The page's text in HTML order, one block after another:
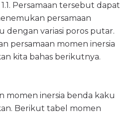
Persamaan tersebut dapat
persamaan
dengan variasi poros putar.
persamaan momen inersia
kita bahas berikutnya.
momen inersia benda kaku
Berikut tabel momen